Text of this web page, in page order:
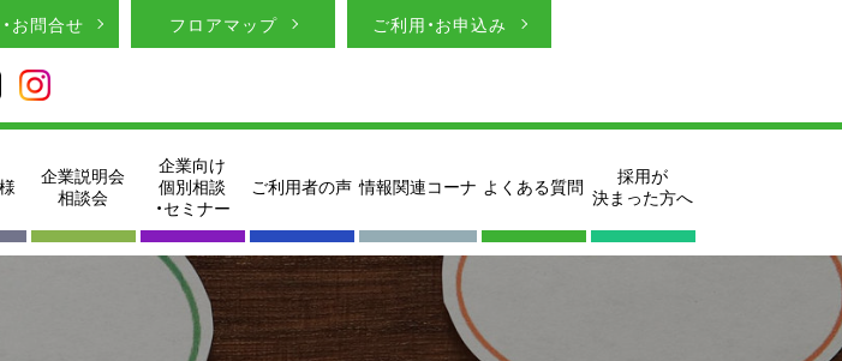
お問合せ フロアマップ ご利用・お申込み
企業説明会
相談会
企業向け
個別相談
・セミナー
ご利用者の声 情報関連コーナ よくある質問
採用が
決まった方へ